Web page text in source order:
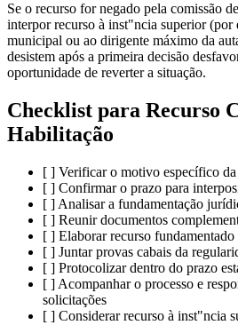
Se o recurso for negado pela comissão
interpor recurso à inst"ncia superior (por
municipal ou ao dirigente máximo da
desistem após a primeira decisão
oportunidade de reverter a situação.
Checklist para Recurso
Habilitação
[ ] Verificar o motivo específico
[ ] Confirmar o prazo para
[ ] Analisar a fundamentação
[ ] Reunir documentos
[ ] Elaborar recurso
[ ] Juntar provas cabais da
[ ] Protocolizar dentro do prazo
[ ] Acompanhar o processo e
solicitações
[ ] Considerar recurso à inst"ncia